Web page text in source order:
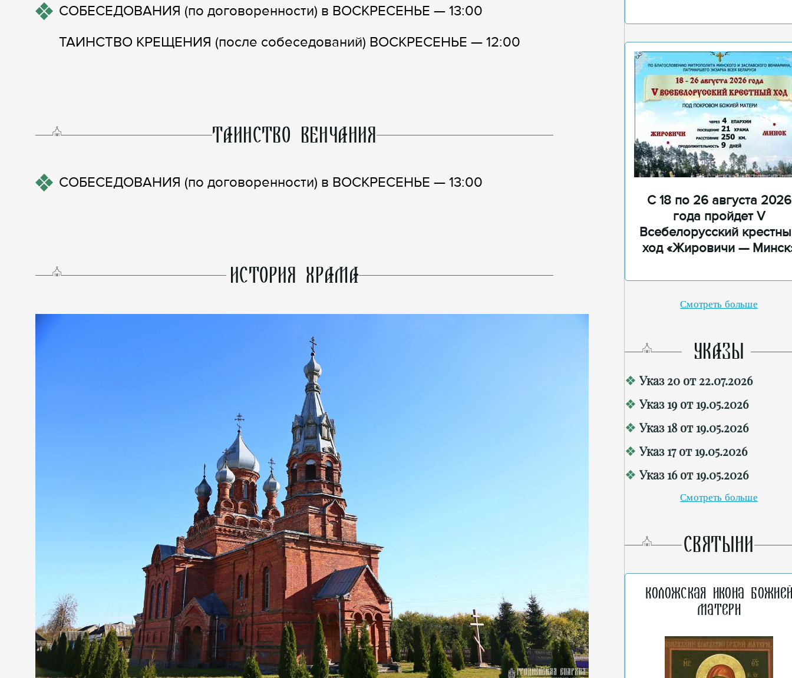
СОБЕСЕДОВАНИЯ (по договоренности) в ВОСКРЕСЕНЬЕ — 13:00
ТАИНСТВО КРЕЩЕНИЯ (после собеседований) ВОСКРЕСЕНЬЕ — 12:00
ТАИНСТВО ВЕНЧАНИЯ
СОБЕСЕДОВАНИЯ (по договоренности) в ВОСКРЕСЕНЬЕ — 13:00
ИСТОРИЯ ХРАМА
С 18 по 26 августа 2026
года пройдет V
Всебелорусский
ход «Жировичи —
Смотреть больше
УКАЗЫ
Указ 20 от 22.07.2026
Указ 19 от 19.05.2026
Указ 18 от 19.05.2026
Указ 17 от 19.05.2026
Указ 16 от 19.05.2026
Смотреть больше
СВЯТЫНИ
Коложская икона
Матери